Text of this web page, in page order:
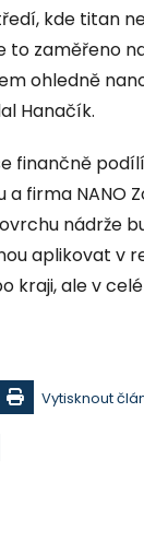
kde titan
to zaměřeno
ohledně
Hanačík.
finančně
firma NANO
nádrže
aplikovat v
kraji, ale v
Vytisknout